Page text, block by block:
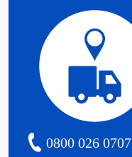
0800 026 0707